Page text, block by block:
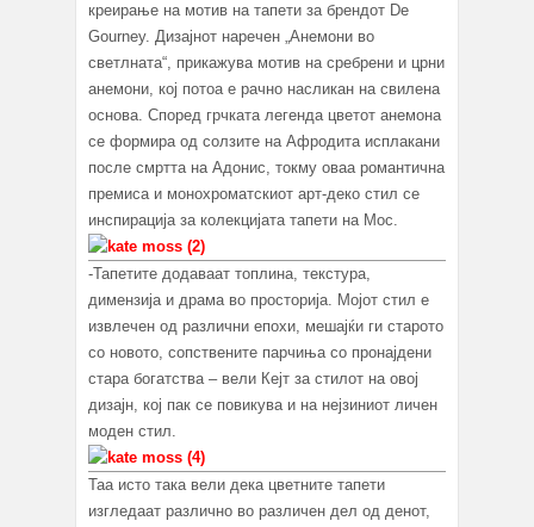
креирање на мотив на тапети за брендот De
Gourney. Дизајнот наречен „Анемони во
светлната“, прикажува мотив на сребрени и црни
анемони, кој потоа е рачно насликан на свилена
основа. Според грчката легенда цветот анемона
се формира од солзите на Афродита исплакани
после смртта на Адонис, токму оваа романтична
премиса и монохроматскиот арт-деко стил се
инспирација за колекцијата тапети на Мос.
-Тапетите додаваат топлина, текстура,
димензија и драма во просторија. Мојот стил е
извлечен од различни епохи, мешајќи ги старото
со новото, сопствените парчиња со пронајдени
стара богатства – вели Кејт за стилот на овој
дизајн, кој пак се повикува и на нејзиниот личен
моден стил.
Таа исто така вели дека цветните тапети
изгледаат различно во различен дел од денот,